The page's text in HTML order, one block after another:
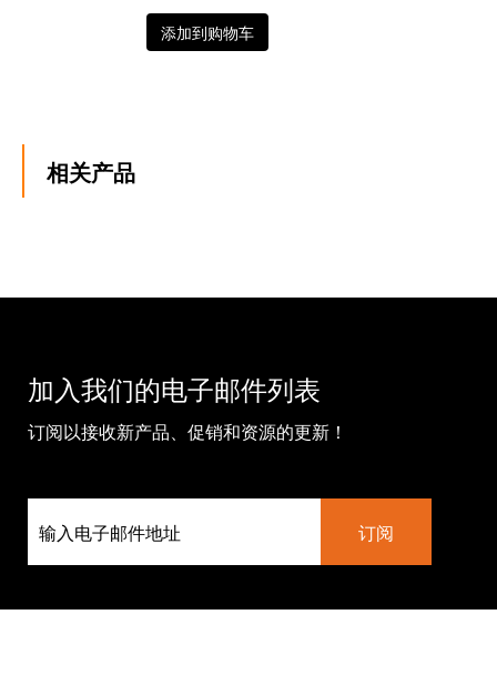
添加到购物车
相关产品
加入我们的电子邮件列表
订阅以接收新产品、促销和资源的更新！